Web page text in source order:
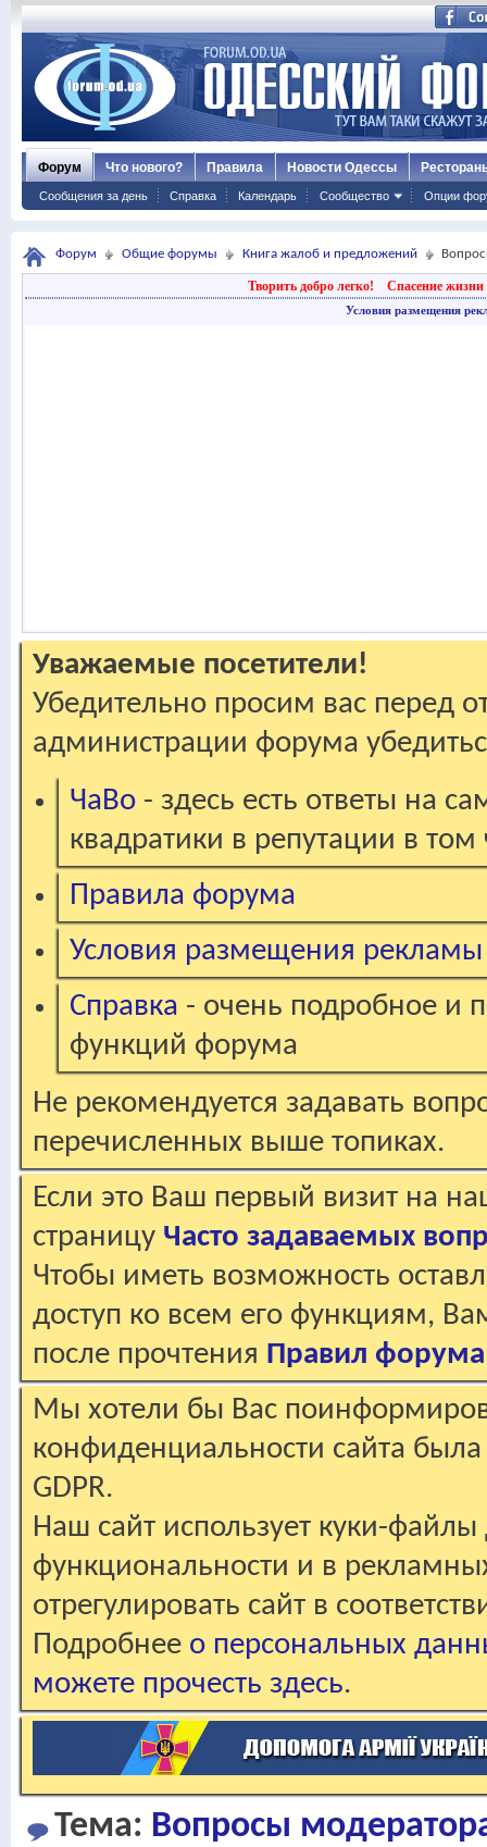
Форум
Сообщения за день Справка Календарь Сообщество Опции
Что нового? Правила Новости Одессы
Форум Общие форумы Книга жалоб и предложений
Творить добро легко! Спасение жизни
Условия размещения
Уважаемые посетители!
Убедительно просим вас перед
администрации форума
ЧаВо - здесь есть ответы на
квадратики в репутации в том
Правила форума
Условия размещения
Справка - очень подробное и
функций форума
Не рекомендуется задавать
перечисленных выше топиках.
Если это Ваш первый визит на
страницу Часто задаваемых
Чтобы иметь возможность
доступ ко всем его функциям,
после прочтения Правил форума
Мы хотели бы Вас
конфиденциальности сайта
GDPR.
Наш сайт использует куки-файлы
функциональности и в
отрегулировать сайт в
Подробнее о персональных
можете прочесть здесь.
Тема: Вопросы